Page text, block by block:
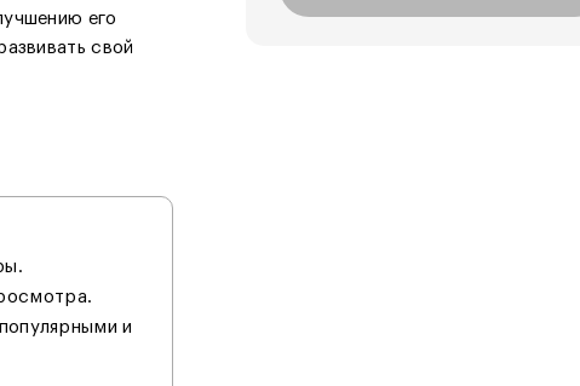
его
свой
и